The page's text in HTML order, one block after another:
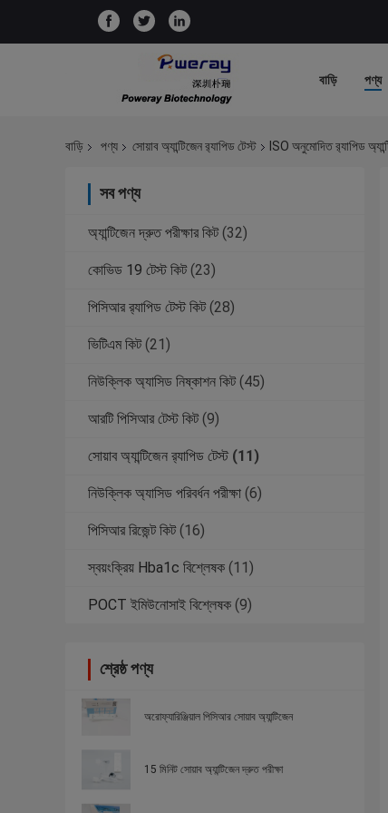
বাড়ি পণ্য
বাড়ি পণ্য সোয়াব অ্যান্টিজেন র‌্যাপিড টেস্ট ISO অনুমোদিত র‌্যাপিড
সব পণ্য
অ্যান্টিজেন দ্রুত পরীক্ষার কিট (32)
কোভিড 19 টেস্ট কিট (23)
পিসিআর র‌্যাপিড টেস্ট কিট (28)
ভিটিএম কিট (21)
নিউক্লিক অ্যাসিড নিষ্কাশন কিট (45)
আরটি পিসিআর টেস্ট কিট (9)
সোয়াব অ্যান্টিজেন র‌্যাপিড টেস্ট (11)
নিউক্লিক অ্যাসিড পরিবর্ধন পরীক্ষা (6)
পিসিআর রিজেন্ট কিট (16)
স্বয়ংক্রিয় Hba1c বিশ্লেষক (11)
POCT ইমিউনোসাই বিশ্লেষক (9)
শ্রেষ্ঠ পণ্য
অরোফ্যারিঞ্জিয়াল পিসিআর সোয়াব অ্যান্টিজেন
15 মিনিট সোয়াব অ্যান্টিজেন দ্রুত পরীক্ষা